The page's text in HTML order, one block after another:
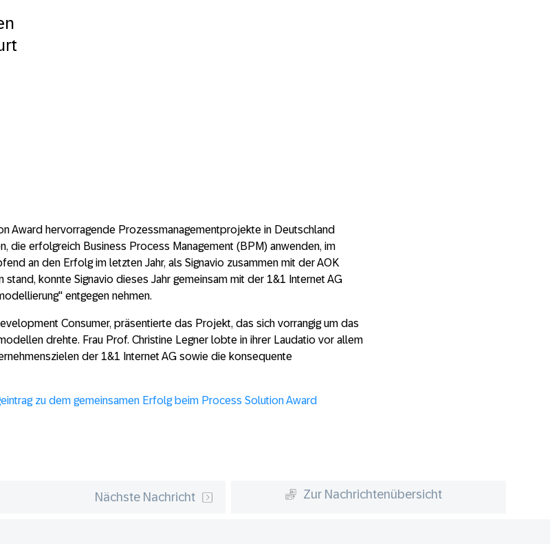
Award hervorragende Prozessmanagementprojekte in Deutschland
die erfolgreich Business Process Management (BPM) anwenden, im
an den Erfolg im letzten Jahr, als Signavio zusammen mit der AOK
konnte Signavio dieses Jahr gemeinsam mit der 1&1 Internet AG
entgegen nehmen.
Consumer, präsentierte das Projekt, das sich vorrangig um das
drehte. Frau Prof. Christine Legner lobte in ihrer Laudatio vor allem
der 1&1 Internet AG sowie die konsequente
zu dem gemeinsamen Erfolg beim Process Solution Award
Nächste Nachricht Zur Nachrichtenübersicht